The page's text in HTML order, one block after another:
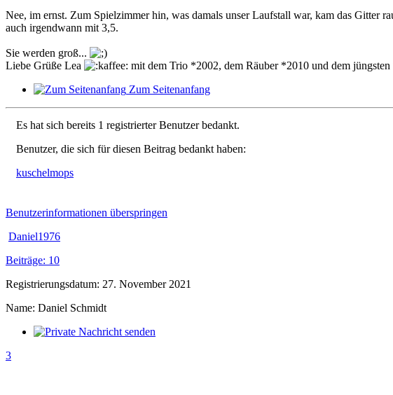
Nee, im ernst. Zum Spielzimmer hin, was damals unser Laufstall war, kam das Gitter
auch irgendwann mit 3,5.
Sie werden groß...
Liebe Grüße Lea
mit dem Trio *2002, dem Räuber *2010 und dem
Zum Seitenanfang
Es hat sich bereits 1 registrierter Benutzer bedankt.
Benutzer, die sich für diesen Beitrag bedankt haben:
kuschelmops
Benutzerinformationen überspringen
Daniel1976
Beiträge: 10
Registrierungsdatum: 27. November 2021
Name: Daniel Schmidt
3